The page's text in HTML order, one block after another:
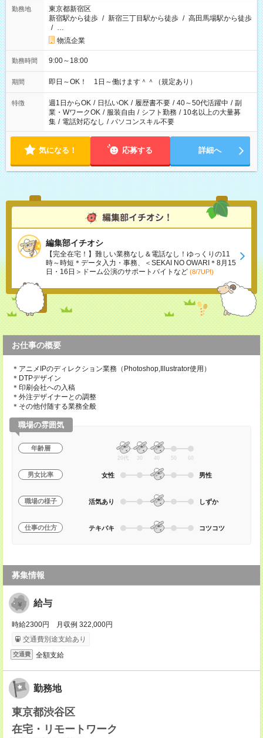
勤務地
東京都新宿区
新宿駅から徒歩 / 新宿三丁目駅から徒歩 / 高田馬場駅から徒歩
/ …
物流企業
勤務時間 9:00～18:00
期間 即日～OK！ 1日～働けます＾＾（規定あり）
特徴 週1日からOK / 日払いOK / 履歴書不要 / 40～50代活躍中 / 副
業・WワークOK / 服装自由 / シフト勤務 / 10名以上の大量募
集 / 電話対応なし / パソコンスキル不要
気になる！ 応募する 詳細へ
編集部イチオシ
【完全在宅！】難しい業務なし＆電話なし！ゆっくりの11
時～時短＊データ入力・事務、＜SEKAI NO OWARI＊8月15
日・16日＞ドーム公演のサポートバイトなど (8/7UP!)
お仕事の概要
＊アニメIPのディレクション業務（Photoshop,Illustrator使用）
＊DTPデザイン
＊印刷会社への入稿
＊外注デザイナーとの調整
＊その他付随する業務全般
職場の雰囲気
年齢層
20代 30 40 50 60
男女比率 女性 男性
職場の様子 活気あり しずか
仕事の仕方 テキパキ コツコツ
募集情報
給与
時給2300円 月収例 322,000円
交通費別途支給あり
交通費 全額支給
勤務地
東京都渋谷区
在宅・リモートワーク